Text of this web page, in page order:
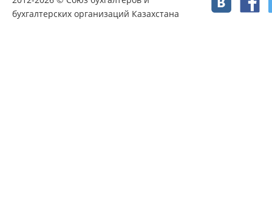
бухгалтерских организаций Казахстана